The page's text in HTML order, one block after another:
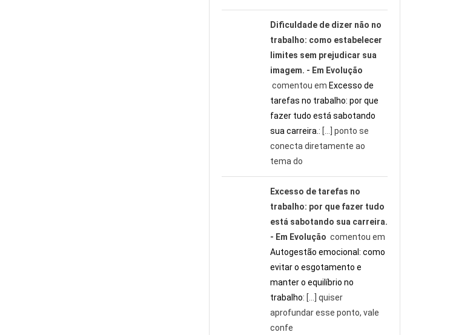
Dificuldade de dizer não no
trabalho: como estabelecer
limites sem prejudicar sua
imagem. - Em Evolução
comentou em Excesso de
tarefas no trabalho: por que
fazer tudo está sabotando
sua carreira. : […] ponto se
conecta diretamente ao
tema do
Excesso de tarefas no
trabalho: por que fazer tudo
está sabotando sua carreira.
- Em Evolução comentou em
Autogestão emocional: como
evitar o esgotamento e
manter o equilíbrio no
trabalho: […] quiser
aprofundar esse ponto, vale
confe